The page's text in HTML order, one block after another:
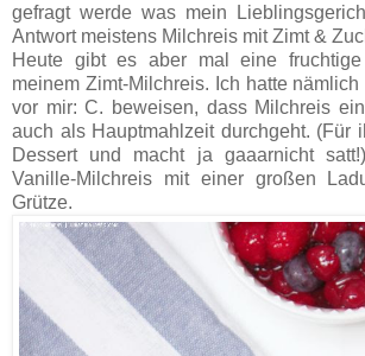
gefragt werde was mein
Antwort meistens Milchreis mit Zimt &
Heute gibt es aber mal eine
meinem Zimt-Milchreis. Ich hatte
vor mir: C. beweisen, dass Milchreis
auch als Hauptmahlzeit durchgeht. (Für
Dessert und macht ja gaaarnicht
Vanille-Milchreis mit einer großen
Grütze.